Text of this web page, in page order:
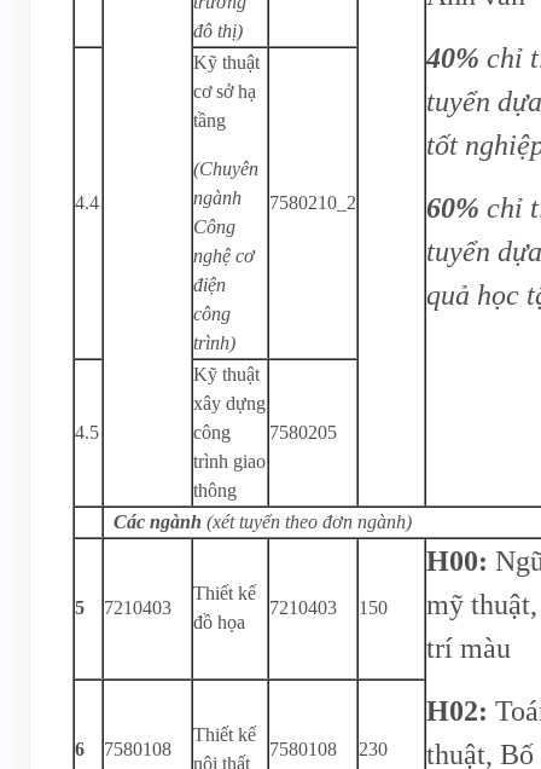
40% chỉ
tuyển
tốt
60% chỉ
tuyển
quả học
đô thị)
4.4
Kỹ thuật
cơ sở hạ
tầng
(Chuyên
ngành
Công
nghệ cơ
điện
công
trình)
7580210_2
4.5
Kỹ thuật
xây dựng
công
trình giao
thông
7580205
Các ngành (xét tuyển theo đơn ngành)
5 7210403
Thiết kế
đồ họa
7210403 150
H00:
mỹ
trí màu
H02:
thuật,
6 7580108
Thiết kế
nội thất
7580108 230